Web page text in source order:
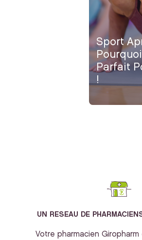
Sport
Parfait
!
UN RESEAU DE
Votre pharmacien Giropharm